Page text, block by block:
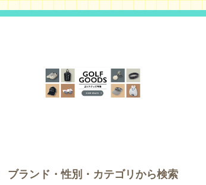
ブランド・性別・カテゴリから検索